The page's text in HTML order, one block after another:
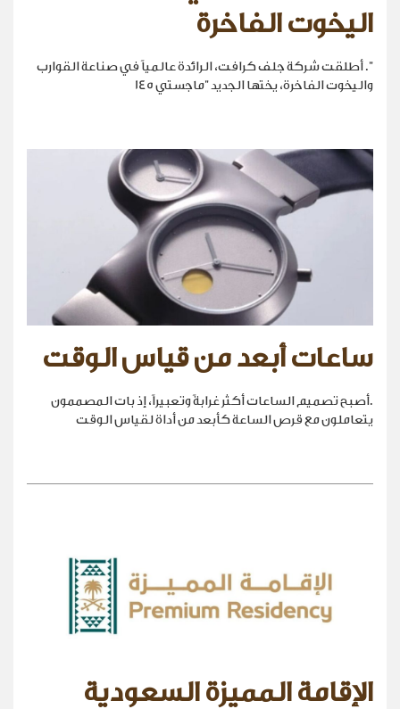
اليخوت الفاخرة
". أطلقت شركة جلف كرافت، الرائدة عالمياً في صناعة القوارب
واليخوت الفاخرة، يختها الجديد "ماجستي 145
ساعات أبعد من قياس الوقت
.أصبح تصميم الساعات أكثر غرابةً وتعبيراً، إذ بات المصممون
يتعاملون مع قرص الساعة كأبعد من أداة لقياس الوقت
الإقامة المميزة السعودية